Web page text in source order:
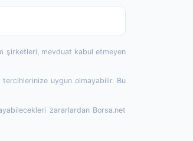
şirketleri, mevduat kabul etmeyen
uygun olmayabilir. Bu
zararlardan Borsa.net